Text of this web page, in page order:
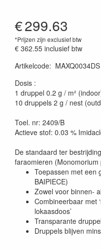
€299.63
*Prijzen zijn exclusief btw
€ 362.55 inclusief btw
Artikelcode: MAXQ0034DS
Dosis :
1 druppel 0.2 g / m²
10 druppels 2 g / nest
Toel. nr: 2409/B
Actieve stof: 0.03 %
De standaard ter
faraomieren (Monomorium
Toepassen met een
BAIPIECE)
Zowel voor binnen-
Combineerbaar met
lokaasdoos’
Transparante
Druppels blijven